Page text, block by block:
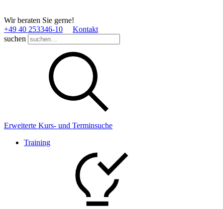
Wir beraten Sie gerne!
+49 40 253346­-10
Kontakt
suchen
Erweiterte Kurs- und Terminsuche
Training